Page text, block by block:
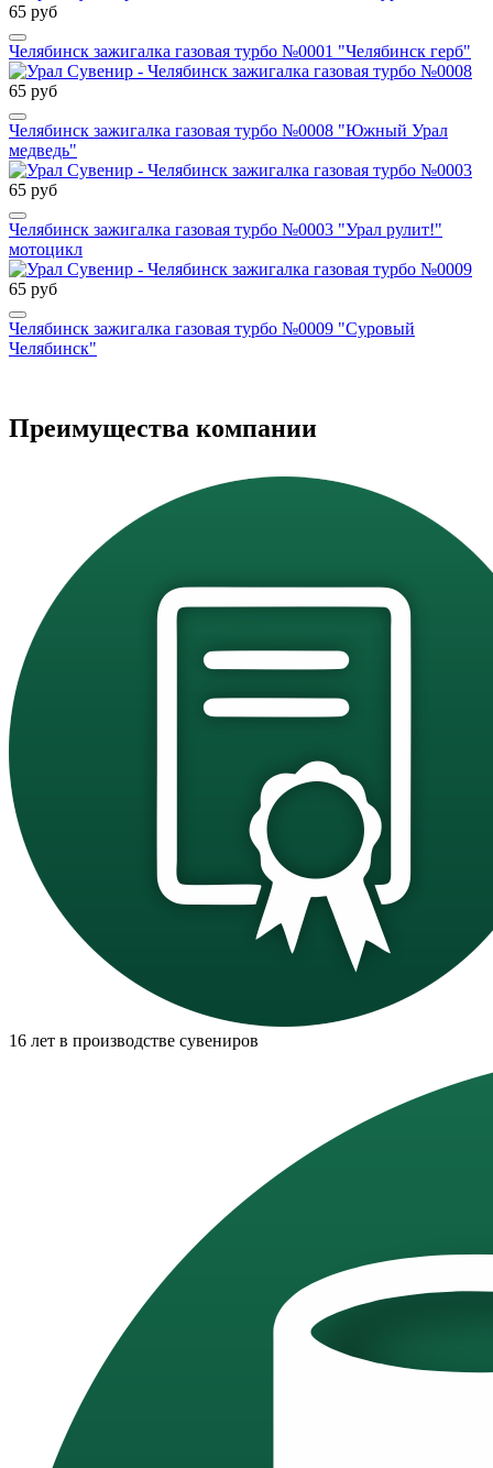
65 руб
Челябинск зажигалка газовая турбо №0001 "Челябинск герб"
65 руб
Челябинск зажигалка газовая турбо №0008 "Южный Урал
медведь"
65 руб
Челябинск зажигалка газовая турбо №0003 "Урал рулит!"
мотоцикл
65 руб
Челябинск зажигалка газовая турбо №0009 "Суровый
Челябинск"
Преимущества компании
16 лет в производстве сувениров